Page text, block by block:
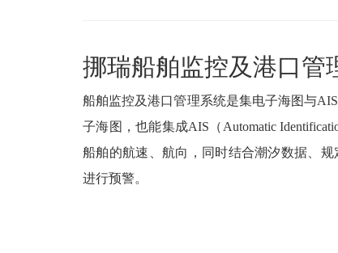
挪瑞船舶监控及港口管
船舶监控及港口管理系统是集电子海图与
子海图，也能集成AIS（Automatic
船舶的航速、航向，同时结合潮汐数据、
进行预警。